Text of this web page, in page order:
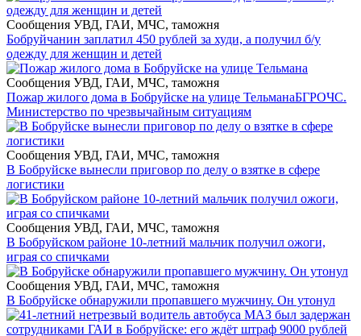
Сообщения УВД, ГАИ, МЧС, таможня
Бобруйчанин заплатил 450 рублей за худи, а получил б/у
одежду для женщин и детей
Сообщения УВД, ГАИ, МЧС, таможня
Пожар жилого дома в Бобруйске на улице ТельманаБГРОЧС.
Министерство по чрезвычайным ситуациям
Сообщения УВД, ГАИ, МЧС, таможня
В Бобруйске вынесли приговор по делу о взятке в сфере
логистики
Сообщения УВД, ГАИ, МЧС, таможня
В Бобруйском районе 10-летний мальчик получил ожоги,
играя со спичками
Сообщения УВД, ГАИ, МЧС, таможня
В Бобруйске обнаружили пропавшего мужчину. Он утонул